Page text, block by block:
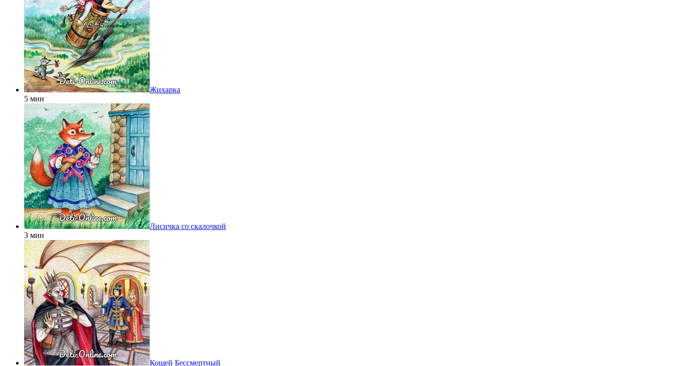
Жихарка
5 мин
Лисичка со скалочкой
3 мин
Кощей Бессмертный